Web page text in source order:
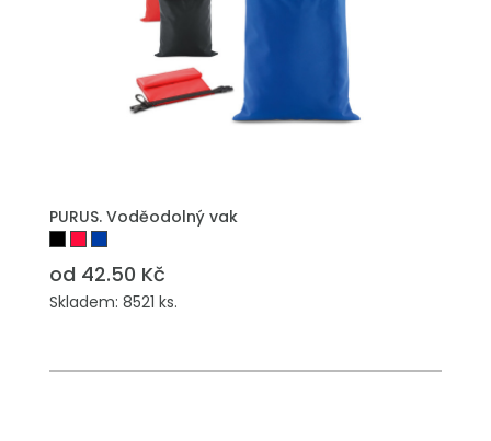
PURUS. Voděodolný vak
od 42.50 Kč
Skladem: 8521 ks.